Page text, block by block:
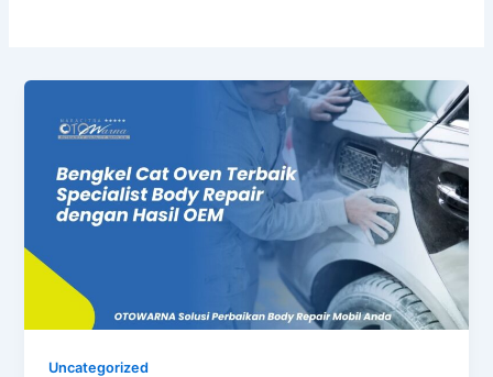
Uncategorized